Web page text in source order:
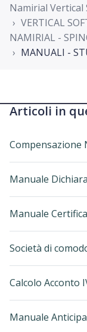
Namirial
VERTICAL
NAMIRIAL -
MANUALI -
Articoli in
Compensazione
Manuale
Manuale
Società di
Calcolo Acconto
Manuale